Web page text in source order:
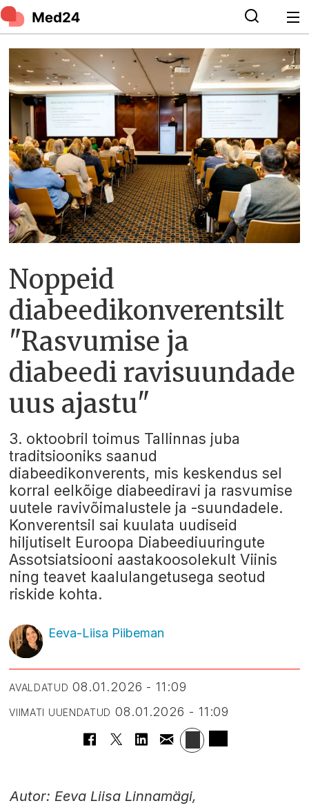
Noppeid
diabeedikonverentsilt
"Rasvumise ja
diabeedi ravisuundade
uus ajastu"
3. oktoobril toimus Tallinnas juba
traditsiooniks saanud
diabeedikonverents, mis keskendus sel
korral eelkõige diabeediravi ja rasvumise
uutele ravivõimalustele ja -suundadele.
Konverentsil sai kuulata uudiseid
hiljutiselt Euroopa Diabeediuuringute
Assotsiatsiooni aastakoosolekult Viinis
ning teavet kaalulangetusega seotud
riskide kohta.
Eeva-Liisa Piibeman
AVALDATUD 08.01.2026 - 11:09
VIIMATI UUENDATUD 08.01.2026 - 11:09
Autor: Eeva Liisa Linnamägi,